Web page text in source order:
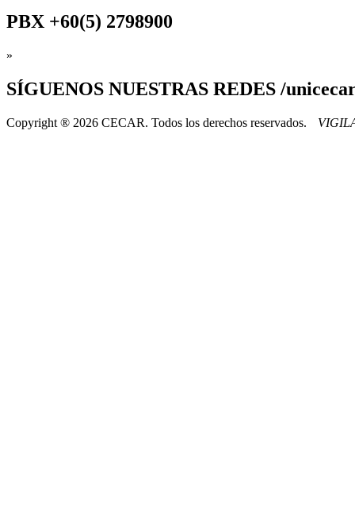
PBX +60(5) 2798900
»
SÍGUENOS NUESTRAS REDES /
Copyright ® 2026 CECAR. Todos los derechos reservados.